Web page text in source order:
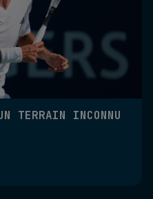
TERRAIN INCONNU